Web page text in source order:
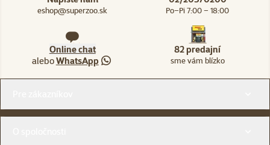
eshop@superzoo.sk Po–Pi 7:00 – 18:00
Online chat
aleboWhatsApp
82 predajní
sme vám blízko